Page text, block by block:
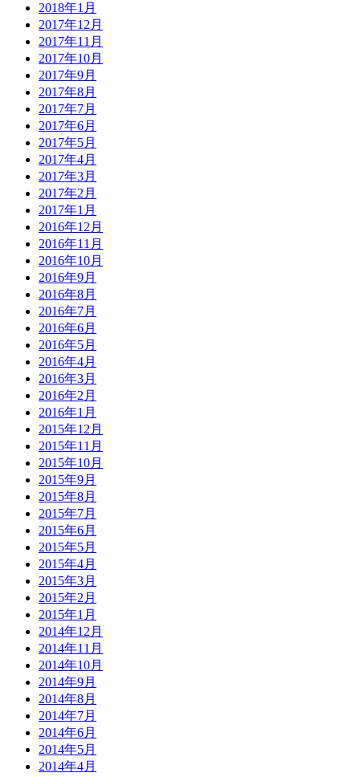
2018年1月
2017年12月
2017年11月
2017年10月
2017年9月
2017年8月
2017年7月
2017年6月
2017年5月
2017年4月
2017年3月
2017年2月
2017年1月
2016年12月
2016年11月
2016年10月
2016年9月
2016年8月
2016年7月
2016年6月
2016年5月
2016年4月
2016年3月
2016年2月
2016年1月
2015年12月
2015年11月
2015年10月
2015年9月
2015年8月
2015年7月
2015年6月
2015年5月
2015年4月
2015年3月
2015年2月
2015年1月
2014年12月
2014年11月
2014年10月
2014年9月
2014年8月
2014年7月
2014年6月
2014年5月
2014年4月